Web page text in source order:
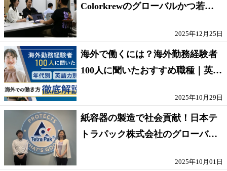
Colorkrewのグローバルかつ若手
2025年12月25日
海外で働くには？海外勤務経験者
100人に聞いたおすすめ職種｜英語
2025年10月29日
紙容器の製造で社会貢献！日本テ
トラパック株式会社のグローバル
2025年10月01日